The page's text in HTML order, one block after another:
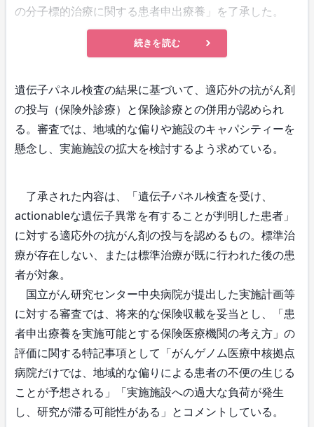
の分子標的治療に関する患者申出療養」を了承した。
続きを読む
遺伝子パネル検査の結果に基づいて、適応外の抗がん剤
の投与（保険外診療）と保険診療との併用が認められ
る。審査では、地域的な偏りや施設のキャパシティーを
懸念し、実施施設の拡大を検討するよう求めている。
了承された内容は、「遺伝子パネル検査を受け、
actionableな遺伝子異常を有することが判明した患者」
に対する適応外の抗がん剤の投与を認めるもの。標準治
療が存在しない、または標準治療が既に行われた後の患
者が対象。
国立がん研究センター中央病院が提出した実施計画等
に対する審査では、将来的な保険収載を妥当とし、「患
者申出療養を実施可能とする保険医療機関の考え方」の
評価に関する特記事項として「がんゲノム医療中核拠点
病院だけでは、地域的な偏りによる患者の不便の生じる
ことが予想される」「実施施設への過大な負荷が発生
し、研究が滞る可能性がある」とコメントしている。